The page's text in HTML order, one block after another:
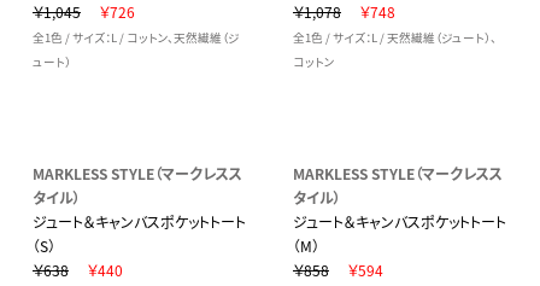
￥1,045
￥726
全1色 / サイズ：L / コットン、天然繊維（ジ
ュート）
￥1,078
￥748
全1色 / サイズ：L / 天然繊維（ジュート）、
コットン
MARKLESS STYLE（マークレスス
タイル）
ジュート＆キャンバスポケットトート
（S）
￥638
￥440
MARKLESS STYLE（マークレスス
タイル）
ジュート＆キャンバスポケットトート
（M）
￥858
￥594